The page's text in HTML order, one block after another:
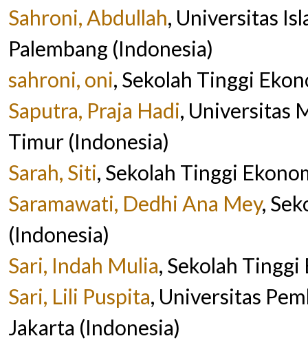
Sahroni, Abdullah, Universitas
Palembang (Indonesia)
sahroni, oni, Sekolah Tinggi
Saputra, Praja Hadi, Universitas
Timur (Indonesia)
Sarah, Siti, Sekolah Tinggi
Saramawati, Dedhi Ana Mey,
(Indonesia)
Sari, Indah Mulia, Sekolah Tinggi
Sari, Lili Puspita, Universitas
Jakarta (Indonesia)